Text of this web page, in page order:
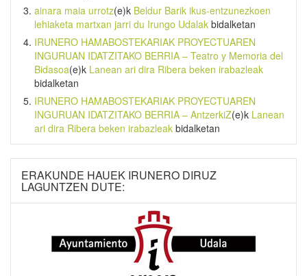
ainara maia urrotz(e)k Beldur Barik ikus-entzunezkoen
lehiaketa martxan jarri du Irungo Udalak bidalketan
IRUNERO HAMABOSTEKARIAK PROYECTUAREN
INGURUAN IDATZITAKO BERRIA – Teatro y Memoria del
Bidasoa(e)k Lanean ari dira Ribera beken irabazleak
bidalketan
IRUNERO HAMABOSTEKARIAK PROYECTUAREN
INGURUAN IDATZITAKO BERRIA – AntzerkiZ(e)k Lanean
ari dira Ribera beken irabazleak bidalketan
ERAKUNDE HAUEK IRUNERO DIRUZ
LAGUNTZEN DUTE: